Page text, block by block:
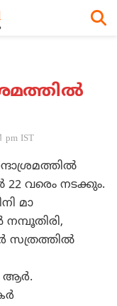
pm IST
വരെം നടക്കും.
മാ
സത്രത്തില്‍
ആര്‍.